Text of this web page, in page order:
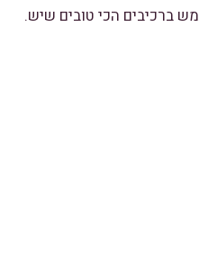
ברכיבים הכי טובים שיש.